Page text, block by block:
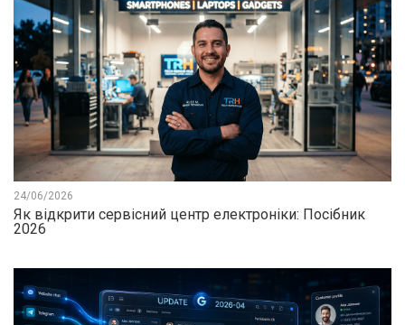
24/06/2026
Як відкрити сервісний центр електроніки: Посібник
2026